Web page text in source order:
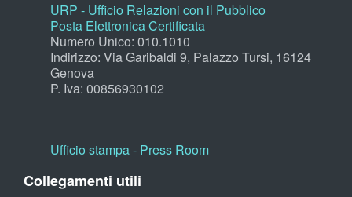
URP - Ufficio Relazioni con il Pubblico
Posta Elettronica Certificata
Numero Unico: 010.1010
Indirizzo: Via Garibaldi 9, Palazzo Tursi, 16124
Genova
P. Iva: 00856930102
Ufficio stampa - Press Room
Collegamenti utili